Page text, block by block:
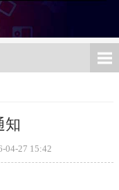
知
04-27 15:42